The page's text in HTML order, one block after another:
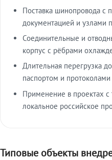
Поставка шинопровода с
документацией и узлами
Соединительные и
корпус с рёбрами
Длительная перегрузка
паспортом и протоколами
Применение в проектах
локальное российское
Типовые объекты